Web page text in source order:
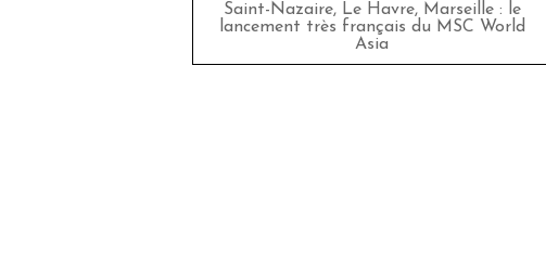
Saint-Nazaire, Le Havre, Marseille : le
lancement très français du MSC World
Asia